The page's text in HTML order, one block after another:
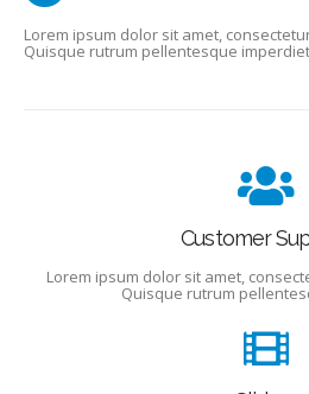
Lorem ipsum dolor sit amet,
Quisque rutrum pellentesque
Customer
Lorem ipsum dolor sit amet,
Quisque rutrum